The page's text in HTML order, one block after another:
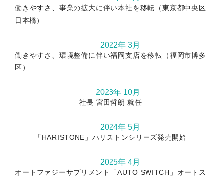
働きやすさ、事業の拡大に伴い本社を移転（東京都中央区
日本橋）
2022年 3月
働きやすさ、環境整備に伴い福岡支店を移転（福岡市博多
区）
2023年 10月
社長 宮田哲朗 就任
2024年 5月
「HARISTONE」ハリストンシリーズ発売開始
2025年 4月
オートファジーサプリメント「AUTO SWITCH」オートス